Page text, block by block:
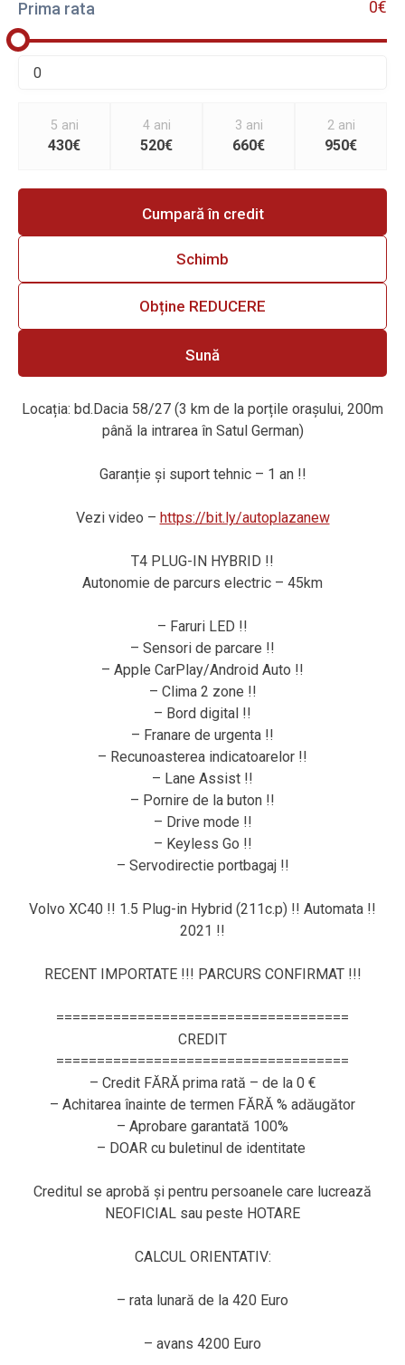
Prima rata 0€
5 ani
430€
4 ani
520€
3 ani
660€
2 ani
950€
Cumpară în credit
Schimb
Obține REDUCERE
Sună
Locația: bd.Dacia 58/27 (3 km de la porțile orașului, 200m
până la intrarea în Satul German)
Garanție și suport tehnic – 1 an !!
Vezi video – https://bit.ly/autoplazanew
T4 PLUG-IN HYBRID !!
Autonomie de parcurs electric – 45km
– Faruri LED !!
– Sensori de parcare !!
– Apple CarPlay/Android Auto !!
– Clima 2 zone !!
– Bord digital !!
– Franare de urgenta !!
– Recunoasterea indicatoarelor !!
– Lane Assist !!
– Pornire de la buton !!
– Drive mode !!
– Keyless Go !!
– Servodirectie portbagaj !!
Volvo XC40 !! 1.5 Plug-in Hybrid (211c.p) !! Automata !!
2021 !!
RECENT IMPORTATE !!! PARCURS CONFIRMAT !!!
====================================
CREDIT
====================================
– Credit FĂRĂ prima rată – de la 0 €
– Achitarea înainte de termen FĂRĂ % adăugător
– Aprobare garantată 100%
– DOAR cu buletinul de identitate
Creditul se aprobă și pentru persoanele care lucrează
NEOFICIAL sau peste HOTARE
CALCUL ORIENTATIV:
– rata lunară de la 420 Euro
– avans 4200 Euro